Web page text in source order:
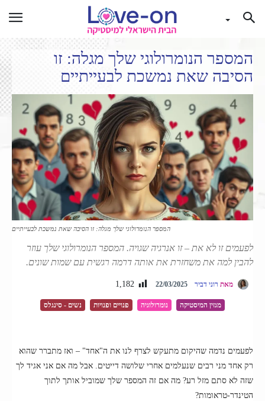
המספר הנומרולוגי שלך מגלה: זו
הסיבה שאת נמשכת לבעייתיים​
המספר הנומרולוגי שלך מגלה: זו הסיבה שאת נמשכת לבעייתיים​
לפעמים זו לא את – זו אנרגיה שגויה. המספר הנומרולוגי שלך עוזר
להבין למה את משחזרת את אותה דרמה רגשית עם שמות שונים.
מגזין המיסטיקה נומרולוגיה פנויים ופנויות נשים - סינגלס
מאת רוני דביר 22/03/2025
1,182
לפעמים נדמה שהיקום מתעקש לצרף לנו את ה"אחד" – ואז מתברר שהוא
רק אחד מני רבים שנעלמים אחרי שלושה דייטים. אבל מה אם אני אגיד לך
שזה לא סתם מזל רע? מה אם זה המספר שלך שמוביל אותך לתוך
הטינדר-טראומות?